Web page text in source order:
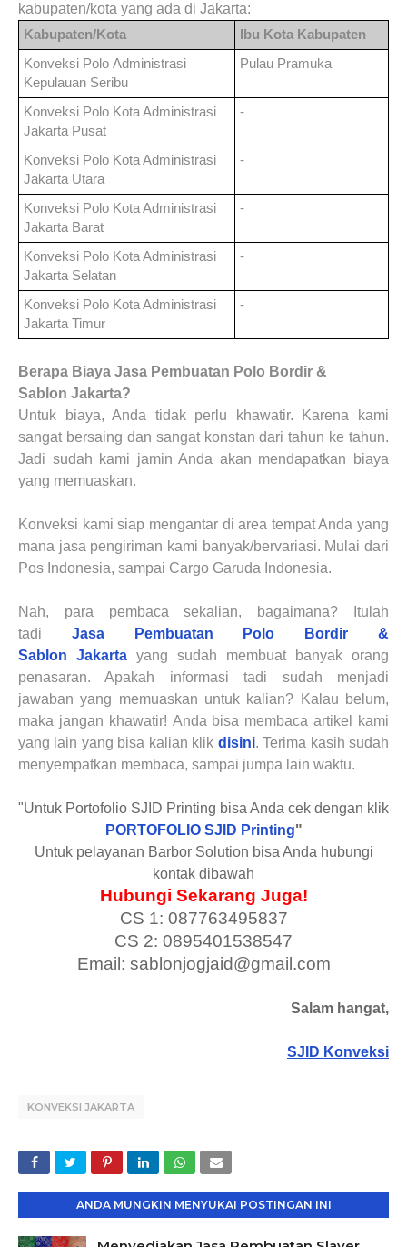
kabupaten/kota yang ada di Jakarta:
Kabupaten/Kota
Ibu Kota Kabupaten
Konveksi Polo Administrasi
Kepulauan Seribu
Pulau Pramuka
Konveksi Polo Kota Administrasi
Jakarta Pusat
-
Konveksi Polo Kota Administrasi
Jakarta Utara
-
Konveksi Polo Kota Administrasi
Jakarta Barat
-
Konveksi Polo Kota Administrasi
Jakarta Selatan
-
Konveksi Polo Kota Administrasi
Jakarta Timur
-
Berapa Biaya Jasa Pembuatan Polo Bordir &
Sablon Jakarta?
Untuk biaya, Anda tidak perlu khawatir. Karena kami
sangat bersaing dan sangat konstan dari tahun ke tahun.
Jadi sudah kami jamin Anda akan mendapatkan biaya
yang memuaskan.
Konveksi kami siap mengantar di area tempat Anda yang
mana jasa pengiriman kami banyak/bervariasi. Mulai dari
Pos Indonesia, sampai Cargo Garuda Indonesia.
Nah, para pembaca sekalian, bagaimana? Itulah
tadi Jasa Pembuatan Polo Bordir &
Sablon Jakarta yang sudah membuat banyak orang
penasaran. Apakah informasi tadi sudah menjadi
jawaban yang memuaskan untuk kalian? Kalau belum,
maka jangan khawatir! Anda bisa membaca artikel kami
yang lain yang bisa kalian klik disini. Terima kasih sudah
menyempatkan membaca, sampai jumpa lain waktu.
"Untuk Portofolio SJID Printing bisa Anda cek dengan klik
PORTOFOLIO SJID Printing"
Untuk pelayanan Barbor Solution bisa Anda hubungi
kontak dibawah
Hubungi Sekarang Juga!
CS 1: 087763495837
CS 2: 0895401538547
Email: sablonjogjaid@gmail.com
Salam hangat,
SJID Konveksi
KONVEKSI JAKARTA
ANDA MUNGKIN MENYUKAI POSTINGAN INI